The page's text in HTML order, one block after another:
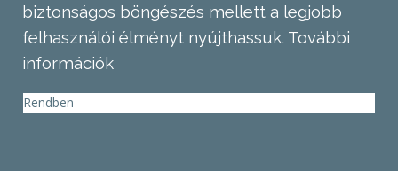
biztonságos böngészés mellett a legjobb
felhasználói élményt nyújthassuk. További
információk
Rendben